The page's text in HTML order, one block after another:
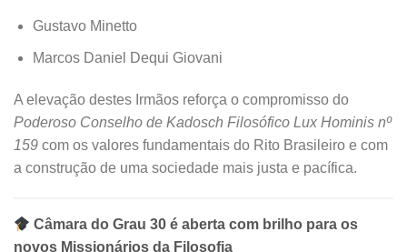
Gustavo Minetto
Marcos Daniel Dequi Giovani
A elevação destes Irmãos reforça o compromisso do
Poderoso Conselho de Kadosch Filosófico Lux Hominis nº
159 com os valores fundamentais do Rito Brasileiro e com
a construção de uma sociedade mais justa e pacífica.
Câmara do Grau 30 é aberta com brilho para os
novos Missionários da Filosofia